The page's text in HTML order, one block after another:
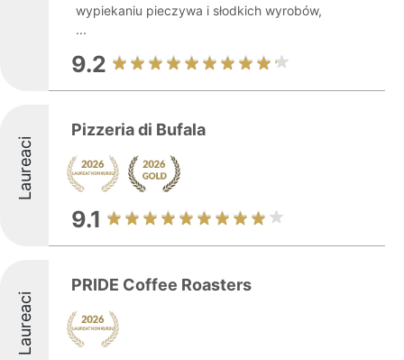
wypiekaniu pieczywa i słodkich wyrobów,
...
9.2
Laureaci
Pizzeria di Bufala
9.1
Laureaci
PRIDE Coffee Roasters